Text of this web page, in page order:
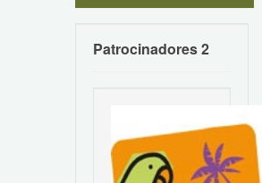
Patrocinadores 2